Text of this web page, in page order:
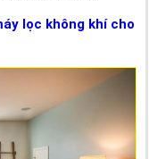
lọc không khí cho